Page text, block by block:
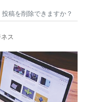
稿を削除できますか？
ス